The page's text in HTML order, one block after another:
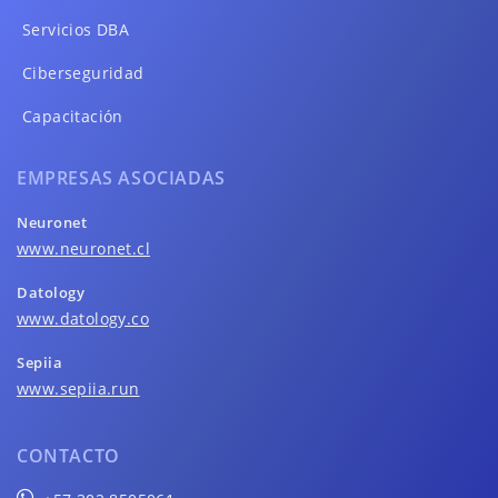
Servicios DBA
Ciberseguridad
Capacitación
EMPRESAS ASOCIADAS
Neuronet
www.neuronet.cl
Datology
www.datology.co
Sepiia
www.sepiia.run
CONTACTO